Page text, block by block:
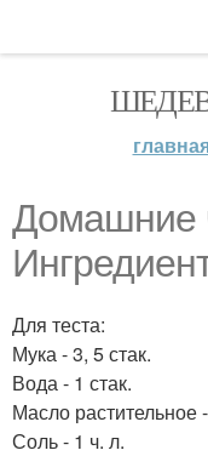
Домашние
Для теста:
Мука - 3, 5 стак.
Вода - 1 стак.
Масло растительное
Соль - 1 ч. л.